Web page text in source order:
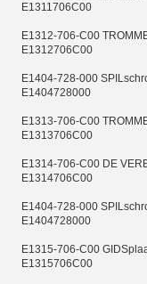
E1311706C00
E1312-706-C00
E1312706C00
E1404-728-000
E1404728000
E1313-706-C00
E1313706C00
E1314-706-C00 DE
E1314706C00
E1404-728-000
E1404728000
E1315-706-C00
E1315706C00